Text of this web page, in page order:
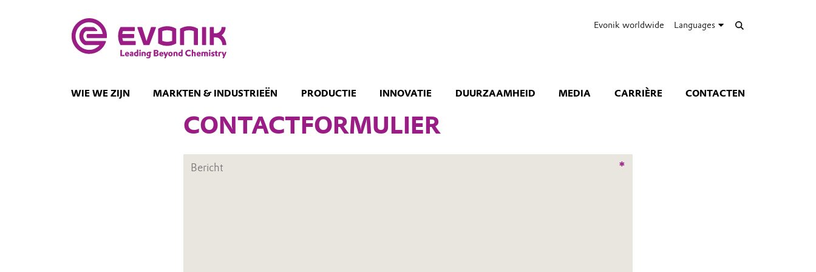
Evonik worldwide Languages
WIE WE ZIJN MARKTEN & INDUSTRIEËN PRODUCTIE INNOVATIE DUURZAAMHEID MEDIA CARRIÈRE CONTACTEN
CONTACTFORMULIER
*